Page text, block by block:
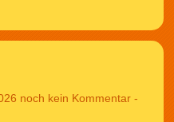
noch kein Kommentar -